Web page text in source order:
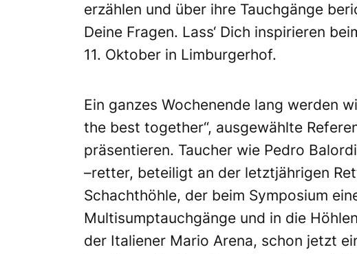
erzählen und über ihre Tauchgänge
Deine Fragen. Lass‘ Dich inspirieren
11. Oktober in Limburgerhof.
Ein ganzes Wochenende lang werden
the best together“, ausgewählte
präsentieren. Taucher wie Pedro
–retter, beteiligt an der letztjährigen
Schachthöhle, der beim Symposium
Multisumptauchgänge und in die
der Italiener Mario Arena, schon jetzt